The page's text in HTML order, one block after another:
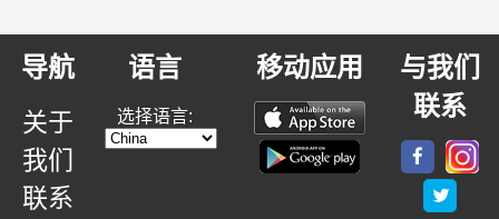
导航
关于
我们
联系
语言
选择语言:
移动应用
与我们
联系